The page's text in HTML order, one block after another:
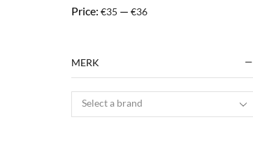
Price: €35 — €36
MERK
Select a brand